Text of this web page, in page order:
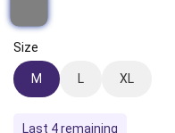
Size
M L XL
Last 4 remaining